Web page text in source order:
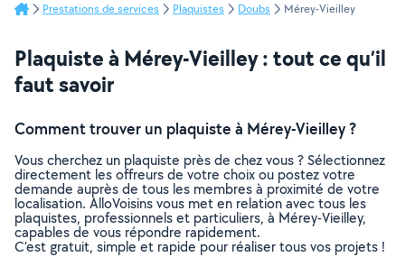
Prestations de services Plaquistes Doubs Mérey-Vieilley
Plaquiste à Mérey-Vieilley : tout ce qu’il
faut savoir
Comment trouver un plaquiste à Mérey-Vieilley ?
Vous cherchez un plaquiste près de chez vous ? Sélectionnez
directement les offreurs de votre choix ou postez votre
demande auprès de tous les membres à proximité de votre
localisation. AlloVoisins vous met en relation avec tous les
plaquistes, professionnels et particuliers, à Mérey-Vieilley,
capables de vous répondre rapidement.
C’est gratuit, simple et rapide pour réaliser tous vos projets !